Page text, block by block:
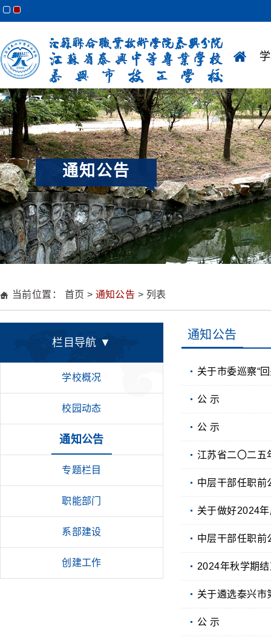
通知公告
当前位置： 首页 > 通知公告 > 列表
栏目导航 ▼
学校概况
校园动态
通知公告
专题栏目
职能部门
系部建设
创建工作
通知公告
关于市委巡察“
公 示
公 示
江苏省二〇二五
中层干部任职前
关于做好2024
中层干部任职前
2024年秋学期
关于遴选泰兴市
公 示